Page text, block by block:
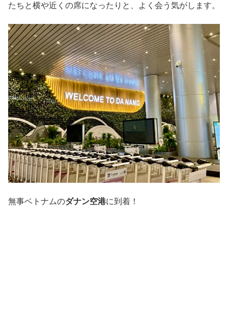
たちと横や近くの席になったりと、よく会う気がします。
無事ベトナムのダナン空港に到着！